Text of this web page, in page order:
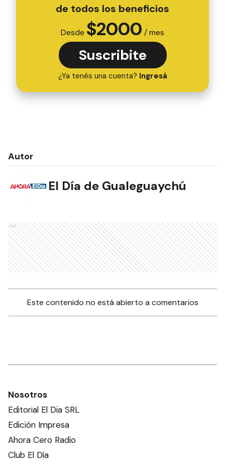
de todos los beneficios
Desde $2000 / mes
Suscribite
¿Ya tenés una cuenta? Ingresá
Autor
El Día de Gualeguaychú
Ads
Este contenido no está abierto a comentarios
Nosotros
Editorial El Dia SRL
Edición Impresa
Ahora Cero Radio
Club El Día